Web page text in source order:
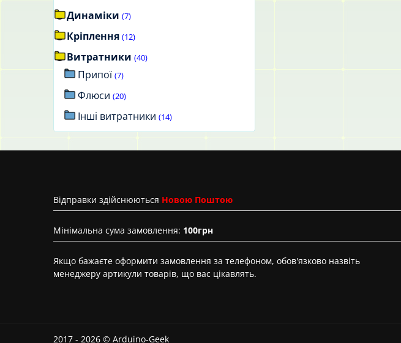
Динаміки (7)
Кріплення (12)
Витратники (40)
Припої (7)
Флюси (20)
Інші витратники (14)
Вiдправки здійснюються Новою Поштою
Мінімальна сума замовлення: 100грн
Якщо бажаєте оформити замовлення за телефоном, обов'язково назвіть
менеджеру артикули товарів, що вас цікавлять.
2017 - 2026 © Arduino-Geek